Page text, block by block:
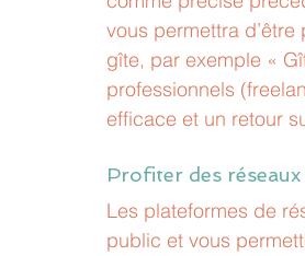
vous permettra
gîte, par exemple «
professionnels
efficace et un retour
Profiter des réseaux
Les plateformes de
public et vous